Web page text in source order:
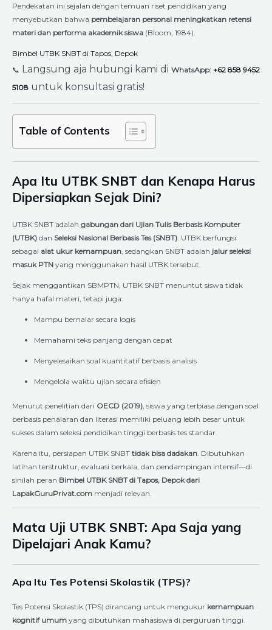
Pendekatan ini sejalan dengan temuan riset pendidikan yang
menyebutkan bahwa pembelajaran personal meningkatkan retensi
materi dan performa akademik siswa (Bloom, 1984).
Bimbel UTBK SNBT di Tapos, Depok
📞 Langsung aja hubungi kami di WhatsApp: +62 858 9452
5108 untuk konsultasi gratis!
Table of Contents
Apa Itu UTBK SNBT dan Kenapa Harus
Dipersiapkan Sejak Dini?
UTBK SNBT adalah gabungan dari Ujian Tulis Berbasis Komputer
(UTBK) dan Seleksi Nasional Berbasis Tes (SNBT) . UTBK berfungsi
sebagai alat ukur kemampuan , sedangkan SNBT adalah jalur seleksi
masuk PTN yang menggunakan hasil UTBK tersebut.
Sejak menggantikan SBMPTN, UTBK SNBT menuntut siswa tidak
hanya hafal materi, tetapi juga:
Mampu bernalar secara logis
Memahami teks panjang dengan cepat
Menyelesaikan soal kuantitatif berbasis analisis
Mengelola waktu ujian secara efisien
Menurut penelitian dari OECD (2019) , siswa yang terbiasa dengan soal
berbasis penalaran dan literasi memiliki peluang lebih besar untuk
sukses dalam seleksi pendidikan tinggi berbasis tes standar.
Karena itu, persiapan UTBK SNBT tidak bisa dadakan . Dibutuhkan
latihan terstruktur, evaluasi berkala, dan pendampingan intensif—di
sinilah peran Bimbel UTBK SNBT di Tapos, Depok dari
LapakGuruPrivat.com menjadi relevan.
Mata Uji UTBK SNBT: Apa Saja yang
Dipelajari Anak Kamu?
Apa Itu Tes Potensi Skolastik (TPS)?
Tes Potensi Skolastik (TPS) dirancang untuk mengukur kemampuan
kognitif umum yang dibutuhkan mahasiswa di perguruan tinggi.